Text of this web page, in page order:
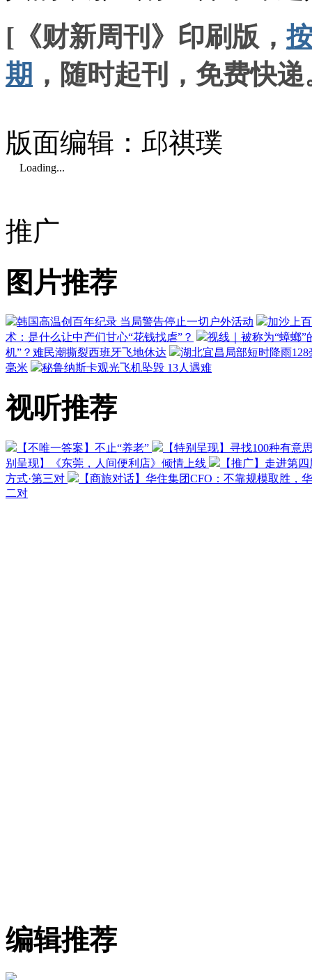
[《财新周刊》印刷版，
期 ，随时起刊，免费快
版面编辑：邱祺璞
Loading...
推广
图片推荐
韩国高温创百年纪录 当局警告停止一切户外活动
加沙上
术：是什么让中产们甘心“花钱找虐”？
视线｜被称为“蟑螂
机”？难民潮撕裂西班牙飞地休达
湖北宜昌局部短时降雨
毫米
秘鲁纳斯卡观光飞机坠毁 13人遇难
视听推荐
【不唯一答案】不止“养老”
【特别呈现】寻找100种有意
别呈现】《东莞，人间便利店》倾情上线
【推广】走进第
方式·第三对
【商旅对话】华住集团CFO：不靠规模取胜，
二对
编辑推荐